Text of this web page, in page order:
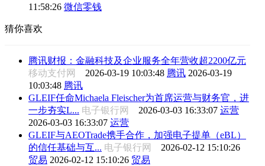
11:58:26 微信零钱
猜你喜欢
腾讯财报：金融科技及企业服务全年营收超2200亿元
移动支付网 2026-03-19 10:03:48 腾讯 2026-03-19
10:03:48 腾讯
GLEIF任命Michaela Fleischer为首席运营与财务官，进
一步夯实L... 电子银行网 2026-03-03 16:33:07 运营
2026-03-03 16:33:07 运营
GLEIF与AEOTrade携手合作，加强电子提单（eBL）
的信任基础与互... 电子银行网 2026-02-12 15:10:26
贸易 2026-02-12 15:10:26 贸易